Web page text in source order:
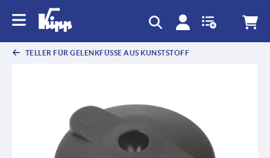
TELLER FÜR GELENKFÜSSE AUS KUNSTSTOFF